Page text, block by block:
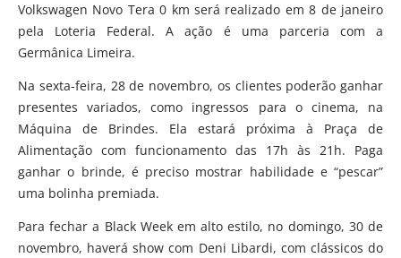
Volkswagen Novo Tera 0 km será realizado em 8 de janeiro
pela Loteria Federal. A ação é uma parceria com a
Germânica Limeira.
Na sexta-feira, 28 de novembro, os clientes poderão ganhar
presentes variados, como ingressos para o cinema, na
Máquina de Brindes. Ela estará próxima à Praça de
Alimentação com funcionamento das 17h às 21h. Paga
ganhar o brinde, é preciso mostrar habilidade e “pescar”
uma bolinha premiada.
Para fechar a Black Week em alto estilo, no domingo, 30 de
novembro, haverá show com Deni Libardi, com clássicos do